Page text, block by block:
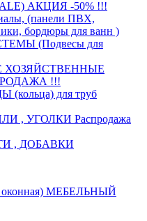
АКЦИЯ -50% !!!
(панели ПВХ,
бордюры для ванн )
(Подвесы для
!!!
для труб
, УГОЛКИ Распродажа
, ДОБАВКИ
оконная) МЕБЕЛЬНЫЙ